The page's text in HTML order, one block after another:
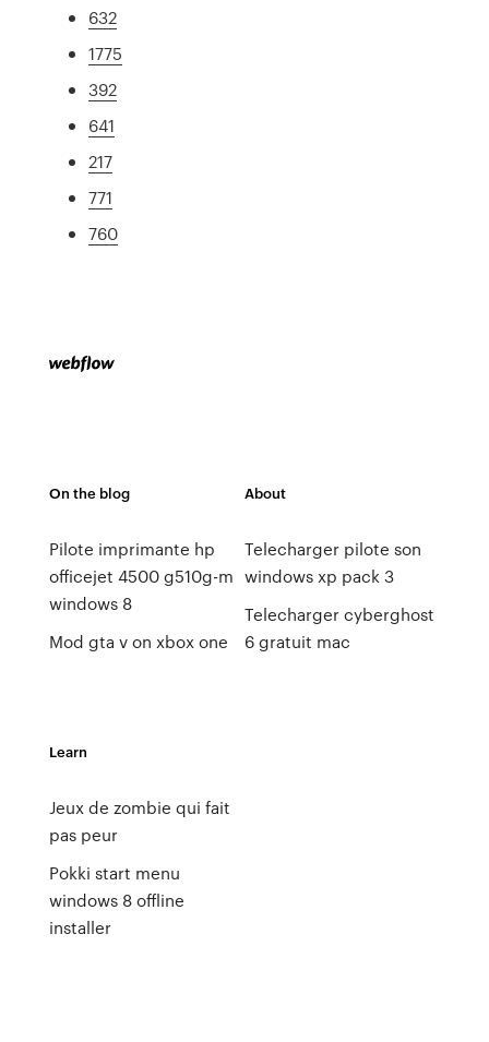
632
1775
392
641
217
771
760
On the blog
Pilote imprimante hp
officejet 4500 g510g-m
windows 8
Mod gta v on xbox one
About
Telecharger pilote son
windows xp pack 3
Telecharger cyberghost
6 gratuit mac
Learn
Jeux de zombie qui fait
pas peur
Pokki start menu
windows 8 offline
installer